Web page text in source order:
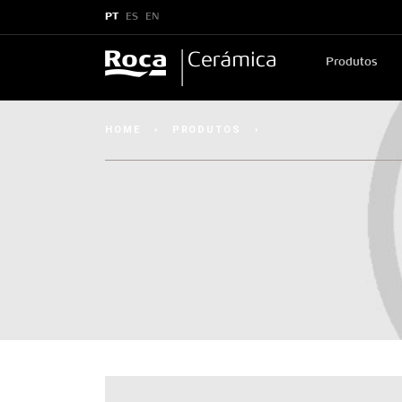
PT ES EN
Produtos